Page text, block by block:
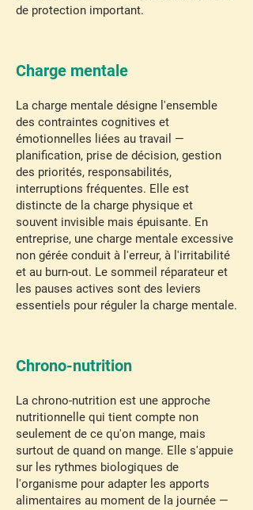
de protection important.
Charge mentale
La charge mentale désigne l'ensemble
des contraintes cognitives et
émotionnelles liées au travail —
planification, prise de décision, gestion
des priorités, responsabilités,
interruptions fréquentes. Elle est
distincte de la charge physique et
souvent invisible mais épuisante. En
entreprise, une charge mentale excessive
non gérée conduit à l'erreur, à l'irritabilité
et au burn-out. Le sommeil réparateur et
les pauses actives sont des leviers
essentiels pour réguler la charge mentale.
Chrono-nutrition
La chrono-nutrition est une approche
nutritionnelle qui tient compte non
seulement de ce qu'on mange, mais
surtout de quand on mange. Elle s'appuie
sur les rythmes biologiques de
l'organisme pour adapter les apports
alimentaires au moment de la journée —